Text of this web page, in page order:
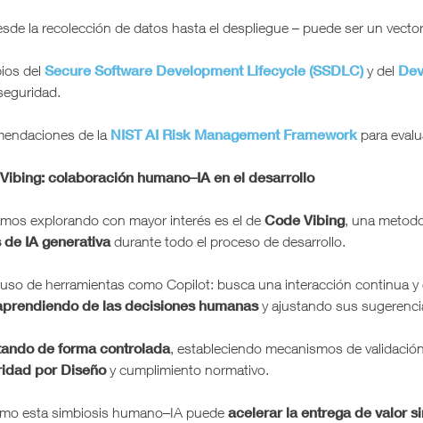
la recolección de datos hasta el despliegue – puede ser un
del Secure Software Development Lifecycle (SSDLC)y del
de la NIST AI Risk Management Framework para
colaboración humano–IA en el desarrollo
explorando con mayor interés es el de Code Vibing, una
IA generativadurante todo el proceso de desarrollo.
de herramientas como Copilot: busca una interacción continua
de las decisiones humanasy ajustando sus
de forma controlada, estableciendo mecanismos de
por Diseñoy cumplimiento normativo.
esta simbiosis humano–IA puede acelerar la entrega de valor